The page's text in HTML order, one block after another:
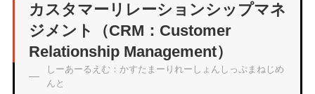
エムタメについて
運営会社
カスタマーリレーションシップマネ
ジメント（CRM：Customer
Relationship Management）
しーあーるえむ：かすたまーりれーしょんしっぷまねじめ
んと